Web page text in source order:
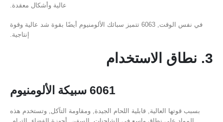
عالية وأشكال معقدة.
في نفس الوقت, 6063 تتميز سبائك الألومنيوم أيضًا بقوة شد عالية وقوة
إنتاجية.
3. نطاق الاستخدام
6061 سبيكة الألومنيوم
بسبب قوتها العالية, قابلية اللحام الجيدة, ومقاومة التآكل, وتستخدم هذه